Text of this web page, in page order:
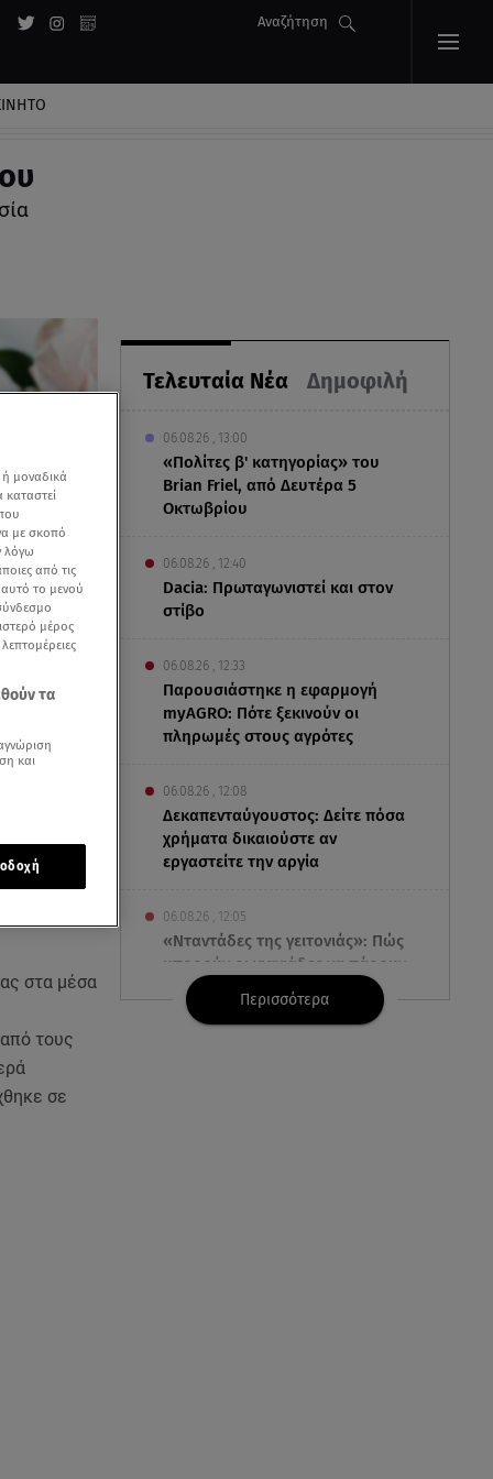
Αναζήτηση
Τελευταία Νέα Δημοφιλή
06.08.26 , 13:00
«Πολίτες β' κατηγορίας» του
Brian Friel, από Δευτέρα 5
Οκτωβρίου
06.08.26 , 12:40
Dacia: Πρωταγωνιστεί και στον
στίβο
06.08.26 , 12:33
Παρουσιάστηκε η εφαρμογή
myAGRO: Πότε ξεκινούν οι
πληρωμές στους αγρότες
06.08.26 , 12:08
Δεκαπενταύγουστος: Δείτε πόσα
χρήματα δικαιούστε αν
εργαστείτε την αργία
06.08.26 , 12:05
«Νταντάδες της γειτονιάς»: Πώς
μπορούν οι γιαγιάδες να πάρουν
500€ τον μήνα
Περισσότερα
στα μέσα
τους
σε
μοναδικά
με σκοπό
λόγω
από τις
αυτό το μενού
μέρος
τα
και